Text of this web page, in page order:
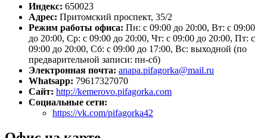
Индекс: 650023
Адрес: Притомский проспект, 35/2
Режим работы офиса: Пн: с 09:00 до 20:00, Вт: с 09:00
до 20:00, Ср: с 09:00 до 20:00, Чт: с 09:00 до 20:00, Пт: с
09:00 до 20:00, Сб: с 09:00 до 17:00, Вс: выходной (по
предварительной записи: пн-сб)
Электронная почта: anapa.pifagorka@mail.ru
Whatsapp: 79617327070
Сайт: http://kemerovo.pifagorka.com
Социальные сети:
https://vk.com/pifagorka42